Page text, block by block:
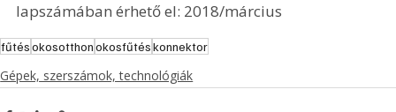
lapszámában érhető el: 2018/március
fűtésokosotthonokosfűtéskonnektor
Gépek, szerszámok, technológiák